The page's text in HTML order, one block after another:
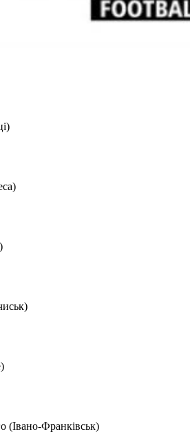
(Івано-Франківськ)